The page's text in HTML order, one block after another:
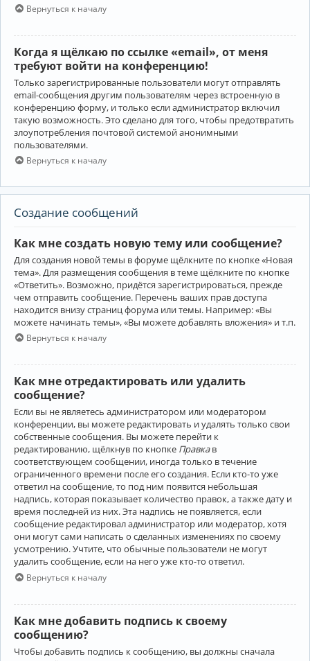
Вернуться к началу
Когда я щёлкаю по ссылке «email», от меня
требуют войти на конференцию!
Только зарегистрированные пользователи могут отправлять
email-сообщения другим пользователям через встроенную в
конференцию форму, и только если администратор включил
такую возможность. Это сделано для того, чтобы предотвратить
злоупотребления почтовой системой анонимными
пользователями.
Вернуться к началу
Создание сообщений
Как мне создать новую тему или сообщение?
Для создания новой темы в форуме щёлкните по кнопке «Новая
тема». Для размещения сообщения в теме щёлкните по кнопке
«Ответить». Возможно, придётся зарегистрироваться, прежде
чем отправить сообщение. Перечень ваших прав доступа
находится внизу страниц форума или темы. Например: «Вы
можете начинать темы», «Вы можете добавлять вложения» и т.п.
Вернуться к началу
Как мне отредактировать или удалить
сообщение?
Если вы не являетесь администратором или модератором
конференции, вы можете редактировать и удалять только свои
собственные сообщения. Вы можете перейти к
редактированию, щёлкнув по кнопке Правкав
соответствующем сообщении, иногда только в течение
ограниченного времени после его создания. Если кто-то уже
ответил на сообщение, то под ним появится небольшая
надпись, которая показывает количество правок, а также дату и
время последней из них. Эта надпись не появляется, если
сообщение редактировал администратор или модератор, хотя
они могут сами написать о сделанных изменениях по своему
усмотрению. Учтите, что обычные пользователи не могут
удалить сообщение, если на него уже кто-то ответил.
Вернуться к началу
Как мне добавить подпись к своему
сообщению?
Чтобы добавить подпись к сообщению, вы должны сначала